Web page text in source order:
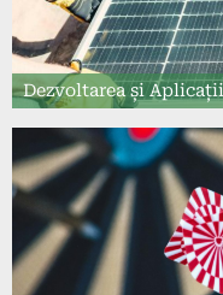
Dezvoltarea și